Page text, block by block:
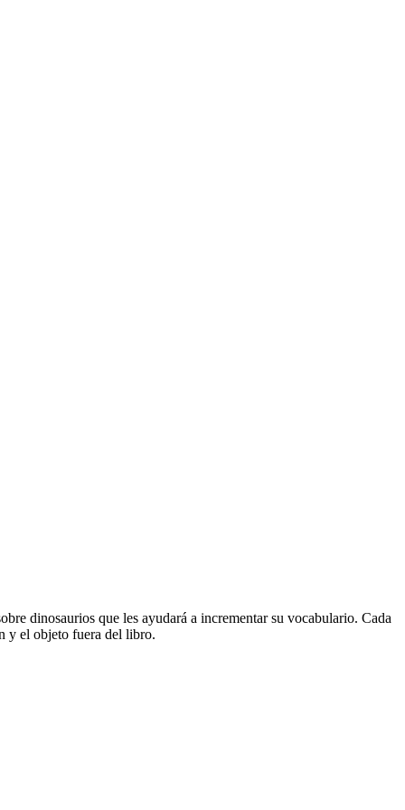
dinosaurios que les ayudará a incrementar su vocabulario. Cada
y el objeto fuera del libro.